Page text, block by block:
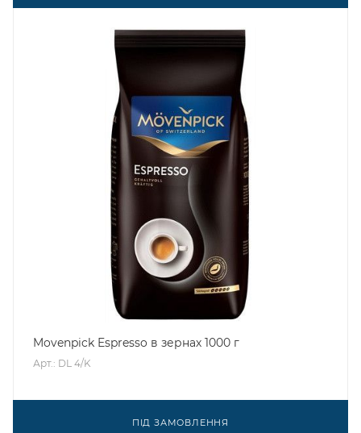
Movenpick Espresso в зернах 1000 г
Арт.: DL 4/K
ПІД ЗАМОВЛЕННЯ